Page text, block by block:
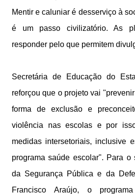
Mentir e caluniar é desserviço à
é um passo civilizatório. As
responder pelo que permitem
Secretária de Educação do
reforçou que o projeto vai
forma de exclusão e
violência nas escolas e por
medidas intersetoriais, inclusive
programa saúde escolar". Para o
da Segurança Pública e da
Francisco Araújo, o